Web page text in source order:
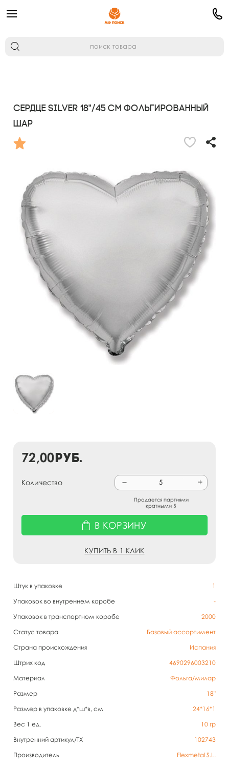
Сердце SILVER 18"/45 см фольгированный
шар
Штук в упаковке
1
Упаковок во внутреннем коробе
-
Упаковок в транспортном коробе
2000
Статус товара
Базовый ассортимент
Страна происхождения
Испания
Штрих код
4690296003210
Материал
Фольга/милар
Размер
18"
Размер в упаковке д*ш*в, см
24*16*1
Вес 1 ед.
10 гр
Внутренний артикул/TX
102743
Производитель
Flexmetal S.L.
72,00руб.
Количество
Продается партиями
кратными 5
В КОРЗИНУ
КУПИТЬ В 1 КЛИК